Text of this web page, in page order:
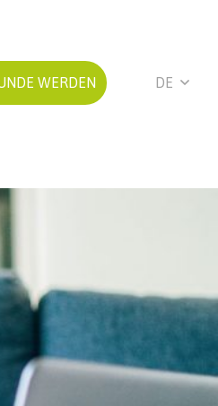
WERDEN DE